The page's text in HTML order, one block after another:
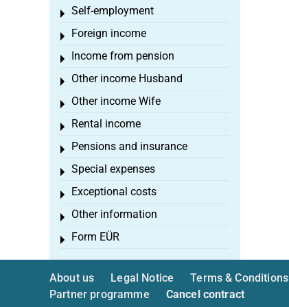
Self-employment
Toggle menu
Foreign income
Toggle menu
Income from pension
Toggle menu
Other income Husband
Toggle menu
Other income Wife
Toggle menu
Rental income
Toggle menu
Pensions and insurance
Toggle menu
Special expenses
Toggle menu
Exceptional costs
Toggle menu
Other information
Toggle menu
Form EÜR
Toggle menu
About us Legal Notice Terms & Conditions
Partner programme
Cancel contract